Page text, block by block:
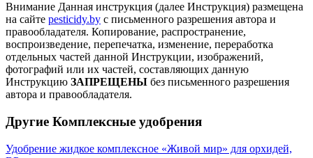
Внимание Данная инструкция (далее Инструкция) размещена
на сайте pesticidy.by с письменного разрешения автора и
правообладателя. Копирование, распространение,
воспроизведение, перепечатка, изменение, переработка
отдельных частей данной Инструкции, изображений,
фотографий или их частей, составляющих данную
Инструкцию ЗАПРЕЩЕНЫ без письменного разрешения
автора и правообладателя.
Другие Комплексные удобрения
Удобрение жидкое комплексное «Живой мир» для орхидей,